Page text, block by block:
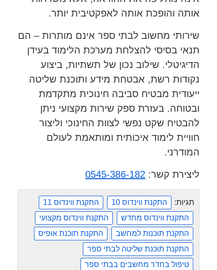
אותה והופכת אותה לאפקטיבית יותר.
שירותי מחשוב לבתי ספר אינם מותרות – הם
תנאי בסיסי להצלחת מערכת הלימוד בעידן
הדיגיטלי. שילוב נכון של תשתיות, ביצוע
נקודות רשת, אבטחת מידע ותוכנת שליטה
ייעודית מבטיח סביבה חינוכית מתקדמת
ובטוחה. בעזרת ספק שירות מקצועי ניתן
להבטיח שקט נפשי לצוות החינוכי וליצור
חוויית לימוד איכותית ומותאמת לעולם
המודרני.
ליצירת קשר: 0545-386-182
תגיות: התקנת ווינדוס 10
התקנת ווינדוס 11
התקנת ווינדוס מחדש
התקנת ווינדוס מקצועי
התקנת תוכנות למחשב
התקנת תוכנת אופיס
התקנת תוכנת שליטה לבתי ספר
טיפול בחדר מחשבים בבתי ספר